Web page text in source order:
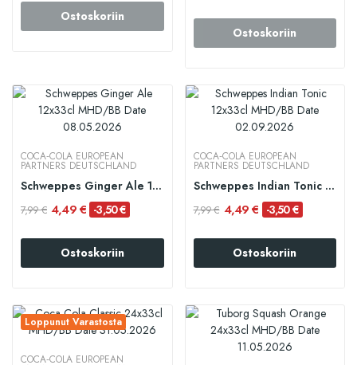
Ostoskoriin
Ostoskoriin
COCA‑COLA EUROPEAN
PARTNERS DEUTSCHLAND
Schweppes Ginger Ale 12x33cl MHD/BB Date...
7,99 € 4,49 € -3,50 €
Ostoskoriin
COCA‑COLA EUROPEAN
PARTNERS DEUTSCHLAND
Schweppes Indian Tonic 12x33cl MHD/BB Date...
7,99 € 4,49 € -3,50 €
Ostoskoriin
Loppunut Varastosta
COCA‑COLA EUROPEAN